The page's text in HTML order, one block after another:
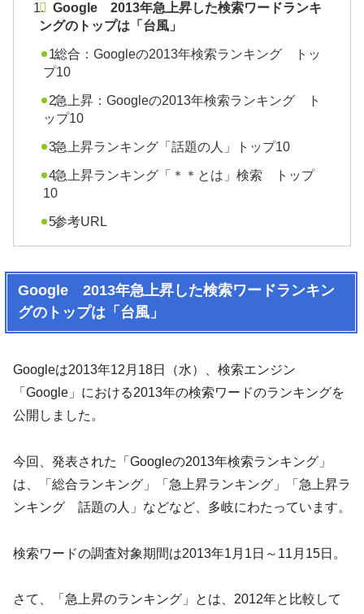
Google 2013年急上昇した検索ワードランキ
ングのトップは「台風」
総合：Googleの2013年検索ランキング トッ
プ10
急上昇：Googleの2013年検索ランキング ト
ップ10
急上昇ランキング「話題の人」トップ10
急上昇ランキング「＊＊とは」検索 トップ
10
参考URL
Google 2013年急上昇した検索ワードランキン
グのトップは「台風」
Googleは2013年12月18日（水）、検索エンジン
「Google」における2013年の検索ワードのランキングを
公開しました。
今回、発表された「Googleの2013年検索ランキング」
は、「総合ランキング」「急上昇ランキング」「急上昇ラ
ンキング 話題の人」などなど、多岐にわたっています。
検索ワードの調査対象期間は2013年1月1日～11月15日。
さて、「急上昇のランキング」とは、2012年と比較して